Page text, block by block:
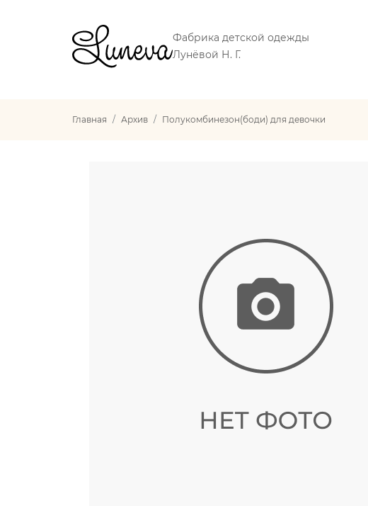
Фабрика детской одежды
Лунёвой Н. Г.
Главная Архив Полукомбинезон(боди) для девочки